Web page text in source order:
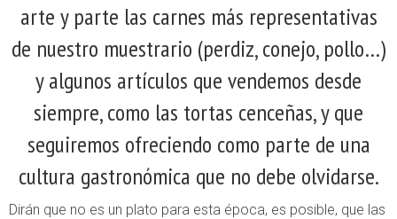
arte y parte las carnes más representativas
de nuestro muestrario (perdiz, conejo, pollo…)
y algunos artículos que vendemos desde
siempre, como las tortas cenceñas, y que
seguiremos ofreciendo como parte de una
cultura gastronómica que no debe olvidarse.
Dirán que no es un plato para esta época, es posible, que las